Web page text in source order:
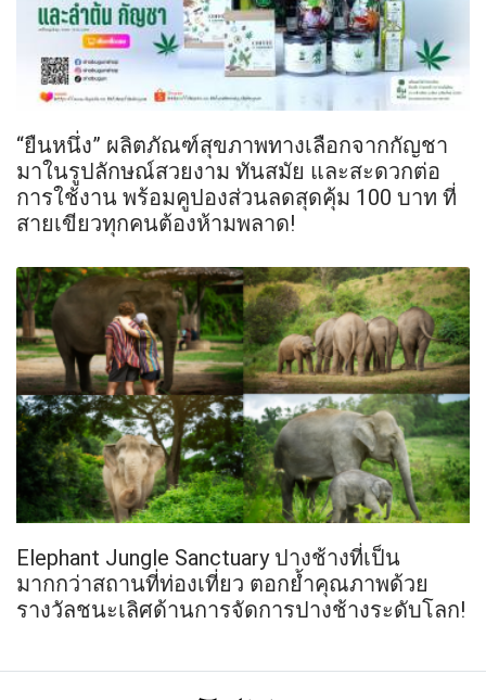
“ยืนหนึ่ง” ผลิตภัณฑ์สุขภาพทางเลือกจากกัญชา
มาในรูปลักษณ์สวยงาม ทันสมัย และสะดวกต่อ
การใช้งาน พร้อมคูปองส่วนลดสุดคุ้ม 100 บาท ที่
สายเขียวทุกคนต้องห้ามพลาด!
Elephant Jungle Sanctuary ปางช้างที่เป็น
มากกว่าสถานที่ท่องเที่ยว ตอกย้ำคุณภาพด้วย
รางวัลชนะเลิศด้านการจัดการปางช้างระดับโลก!